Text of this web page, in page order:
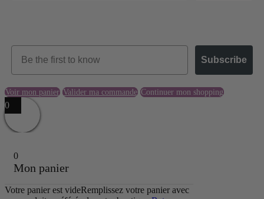
Subscribe
Voir mon panier Valider ma commande Continuer mon shopping
0
0
Mon panier
Votre panier est videRemplissez votre panier avec